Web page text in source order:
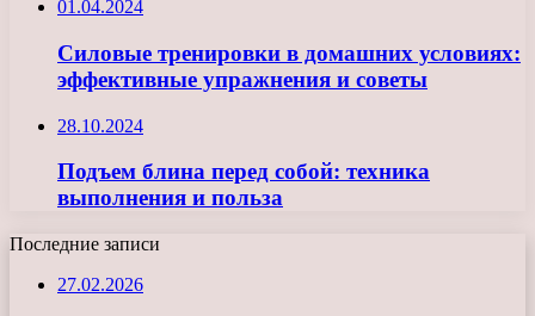
01.04.2024
Силовые тренировки в домашних условиях:
эффективные упражнения и советы
28.10.2024
Подъем блина перед собой: техника
выполнения и польза
Последние записи
27.02.2026